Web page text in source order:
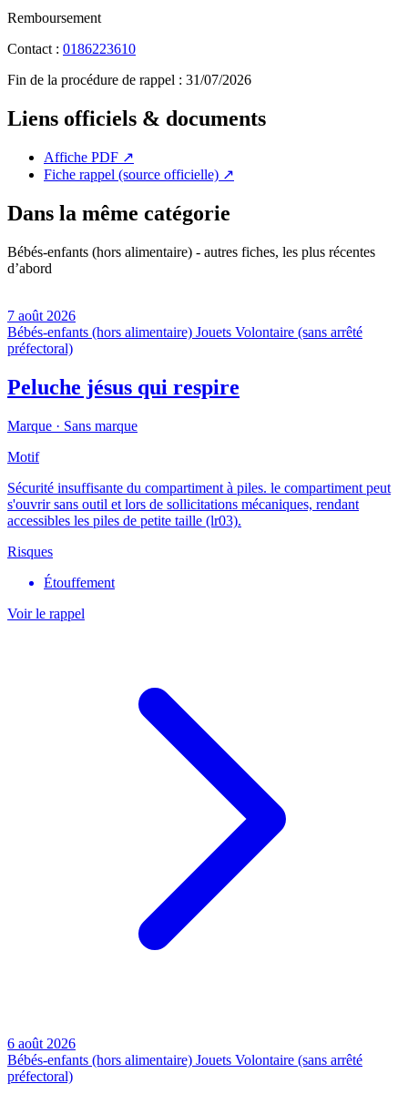
Remboursement
Contact : 0186223610
Fin de la procédure de rappel : 31/07/2026
Liens officiels & documents
Affiche PDF ↗
Fiche rappel (source officielle) ↗
Dans la même catégorie
Bébés-enfants (hors alimentaire) - autres fiches, les plus récentes
d’abord
7 août 2026
Bébés-enfants (hors alimentaire) Jouets Volontaire (sans arrêté
préfectoral)
Peluche jésus qui respire
Marque · Sans marque
Motif
Sécurité insuffisante du compartiment à piles. le compartiment peut
s'ouvrir sans outil et lors de sollicitations mécaniques, rendant
accessibles les piles de petite taille (lr03).
Risques
Étouffement
Voir le rappel
6 août 2026
Bébés-enfants (hors alimentaire) Jouets Volontaire (sans arrêté
préfectoral)